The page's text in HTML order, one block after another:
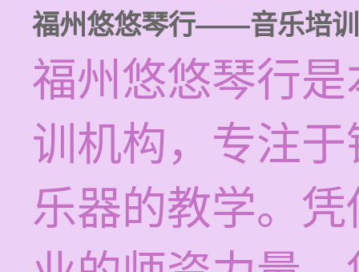
福州悠悠琴行——音乐培
福州悠悠琴行
训机构，专注
乐器的教学。